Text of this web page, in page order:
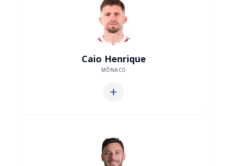
Caio Henrique
MÔNACO
add